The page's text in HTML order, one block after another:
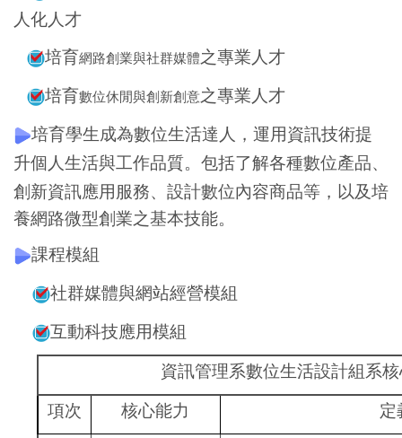
人化人才
培育網路創業與社群媒體之專業人才
培育數位休閒與創新創意之專業人才
培育學生成為數位生活達人，運用資訊技術提
升個人生活與工作品質。包括了解各種數位產品、
創新資訊應用服務、設計數位內容商品等，以及培
養網路微型創業之基本技能。
課程模組
社群媒體與網站經營模組
互動科技應用模組
資訊管理系數位生活設計組系
項次 核心能力 定